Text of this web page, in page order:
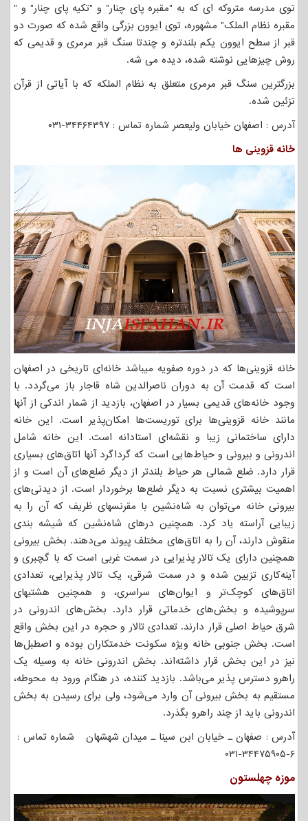
توی مدرسه متروکه ای که به "مقبره پای چنار" و "تکیه پای چنار" و "
مقبره نظام الملک" مشهوره، توی ایوون بزرگی واقع شده که صورت دو
قبر از سطح ایوون یکم بلندتره و چندتا سنگ قبر مرمری و قدیمی که
روش چیزهایی نوشته شده، دیده می شه.
بزرگترین سنگ قبر مرمری متعلق به نظام الملکه که با آیاتی از قرآن
تزئین شده.
آدرس : اصفهان خیابان ولیعصر شماره تماس : ۳۴۴۶۴۳۹۷-۰۳۱
خانه قزوینی ها
خانه قزوینی‌ها که در دوره صفویه میباشد خانه‌ای تاریخی در اصفهان
است که قدمت آن به دوران ناصرالدین شاه قاجار باز می‌گردد. با
وجود خانه‌های قدیمی بسیار در اصفهان، بازدید از شمار اندکی از آنها
مانند خانه قزوینی‌ها برای توریست‌ها امکان‌پذیر است. این خانه
دارای ساختمانی زیبا و نقشه‌ای استادانه است. این خانه شامل
اندرونی و بیرونی و حیاط‌هایی است که گرداگرد آنها اتاق‌های بسیاری
قرار دارد. ضلع شمالی هر حیاط بلندتر از دیگر ضلع‌های آن است و از
اهمیت بیشتری نسبت به دیگر ضلع‌ها برخوردار است. از دیدنی‌های
بیرونی خانه می‌توان به شاه‌نشین با مقرنسهای ظریف که آن را به
زیبایی آراسته یاد کرد. همچنین درهای شاه‌نشین که شیشه بندی
منقوش دارند، آن را به اتاق‌های مختلف پیوند می‌دهند. بخش بیرونی
همچنین دارای یک تالار پذیرایی در سمت غربی است که با گچبری و
آینه‌کاری تزیین شده و در سمت شرقی، یک تالار پذیرایی، تعدادی
اتاق‌های کوچک‌تر و ایوان‌های سراسری، و همچنین هشتیهای
سرپوشیده و بخش‌های خدماتی قرار دارد. بخش‌های اندرونی در
شرق حیاط اصلی قرار دارند. تعدادی تالار و حجره در این بخش واقع
است. بخش جنوبی خانه ویژه سکونت خدمتکاران بوده و اصطبل‌ها
نیز در این بخش قرار داشته‌اند. بخش اندرونی خانه به وسیله یک
راهرو دسترس پذیر می‌باشد. بازدید کننده، در هنگام ورود به محوطه،
مستقیم به بخش بیرونی آن وارد می‌شود، ولی برای رسیدن به بخش
اندرونی باید از چند راهرو بگذرد.
آدرس : صفهان ـ خیابان ابن سینا ـ میدان شهشهان شماره تماس :
۶-۳۴۴۷۵۹۰۵-۰۳۱
موزه چهلستون